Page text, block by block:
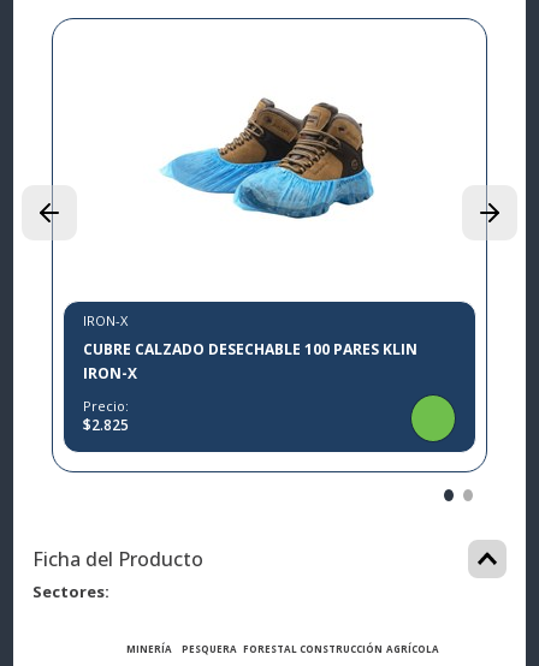
IRON-X
CUBRE CALZADO DESECHABLE 100 PARES KLIN
IRON-X
Precio:
$2.825
Ficha del Producto
Sectores
MINERÍA PESQUERA FORESTAL CONSTRUCCIÓN AGRÍCOLA